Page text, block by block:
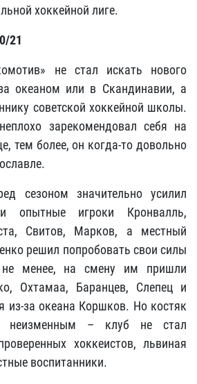
хоккейной лиге.
21
не стал искать нового
океаном или в Скандинавии, а
советской хоккейной школы.
зарекомендовал себя на
тем более, он когда-то довольно
сезоном значительно усилил
опытные игроки Кронвалль,
Свитов, Марков, а местный
решил попробовать свои силы
менее, на смену им пришли
Охтамаа, Баранцев, Слепец и
из-за океана Коршков. Но костяк
неизменным – клуб не стал
хоккеистов, львиная
воспитанники.